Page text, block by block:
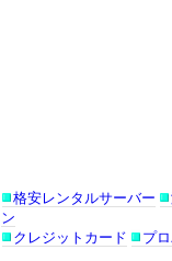
格安レンタルサーバー
ン
クレジットカード
プ